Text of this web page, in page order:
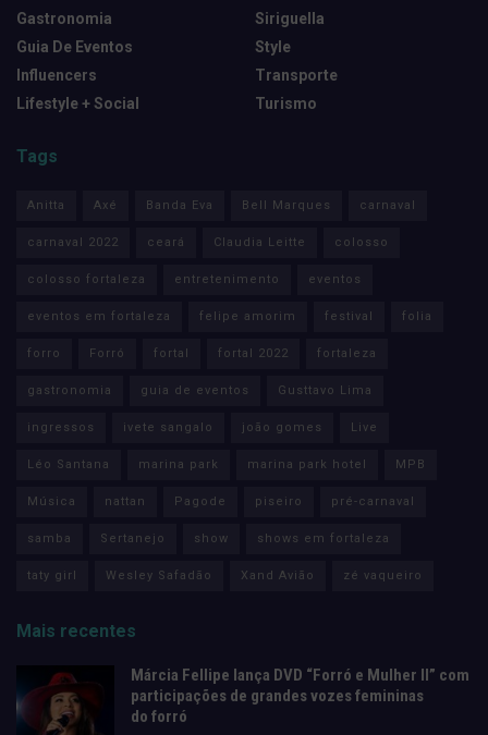
Gastronomia
Guia De Eventos
Influencers
Lifestyle + Social
Siriguella
Style
Transporte
Turismo
Tags
Anitta Axé Banda Eva Bell Marques carnaval
carnaval 2022 ceará Claudia Leitte colosso
colosso fortaleza entretenimento eventos
eventos em fortaleza felipe amorim festival folia
forro Forró fortal fortal 2022 fortaleza
gastronomia guia de eventos Gusttavo Lima
ingressos ivete sangalo joão gomes Live
Léo Santana marina park marina park hotel MPB
Música nattan Pagode piseiro pré-carnaval
samba Sertanejo show shows em fortaleza
taty girl Wesley Safadão Xand Avião zé vaqueiro
Mais recentes
Márcia Fellipe lança DVD “Forró e Mulher II” com
participações de grandes vozes femininas
do forró